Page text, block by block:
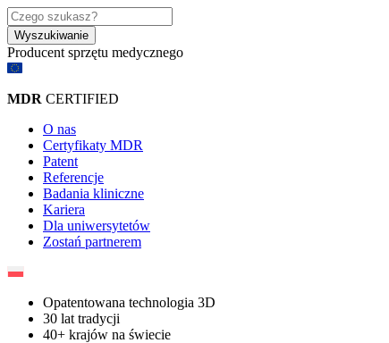
Wyszukiwanie
Producent sprzętu medycznego​
MDR CERTIFIED
O nas
Certyfikaty MDR
Patent
Referencje
Badania kliniczne
Kariera
Dla uniwersytetów
Zostań partnerem
Opatentowana technologia 3D
30 lat tradycji
40+ krajów na świecie